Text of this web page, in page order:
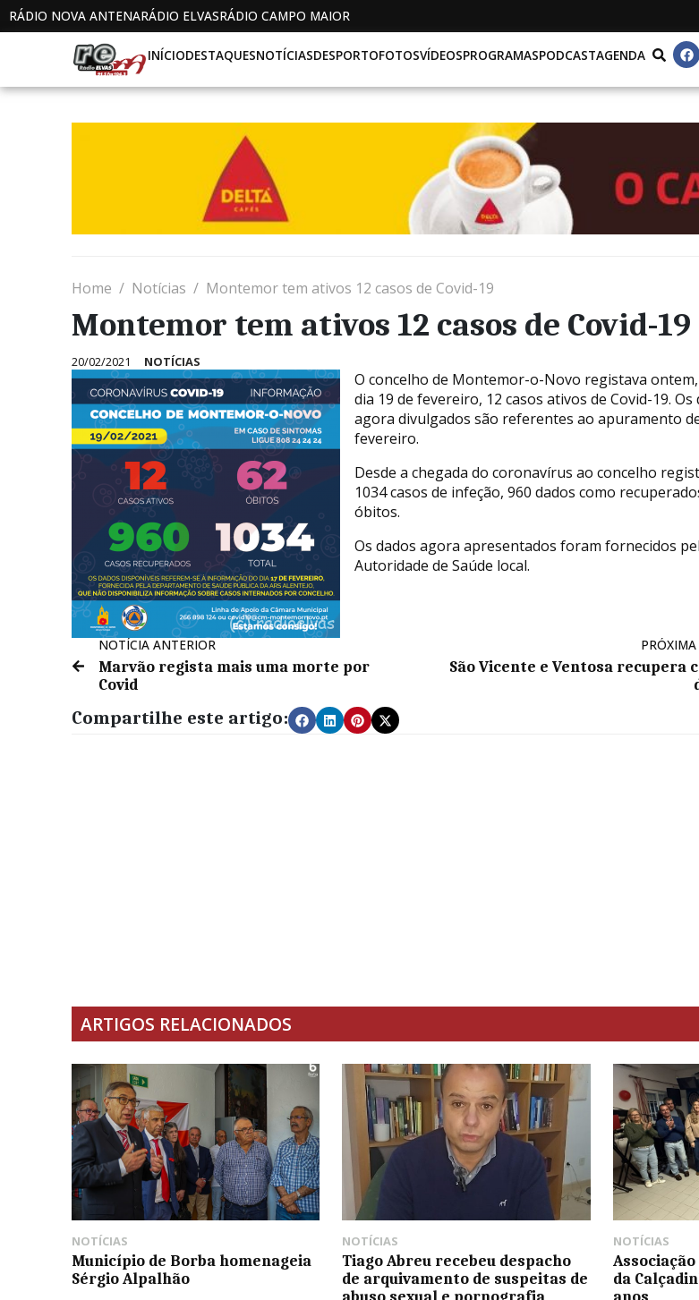
RÁDIO NOVA ANTENARÁDIO ELVASRÁDIO CAMPO MAIOR
INÍCIODESTAQUESNOTÍCIASDESPORTOFOTOSVÍDEOSPROGRAMASPODCASTAGENDA
Home Notícias Montemor tem ativos 12 casos de Covid-19
Montemor tem ativos 12 casos de Covid-19
20/02/2021 NOTÍCIAS
O concelho de Montemor-o-Novo registava
dia 19 de fevereiro, 12 casos ativos de Covid-19. Os
agora divulgados são referentes ao apuramento
fevereiro.
Desde a chegada do coronavírus ao concelho
1034 casos de infeção, 960 dados como
óbitos.
Os dados agora apresentados foram fornecidos
Autoridade de Saúde local.
NOTÍCIA ANTERIOR
Marvão regista mais uma morte por
Covid
São Vicente e Ventosa recupera
Compartilhe este artigo:
ARTIGOS RELACIONADOS
NOTÍCIAS
Município de Borba homenageia
Sérgio Alpalhão
NOTÍCIAS
Tiago Abreu recebeu despacho
de arquivamento de suspeitas de
abuso sexual e pornografia
NOTÍCIAS
da
anos